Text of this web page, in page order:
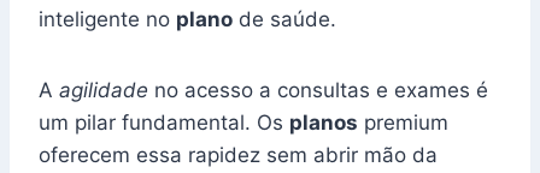
inteligente no plano de saúde.
A agilidade no acesso a consultas e exames é
um pilar fundamental. Os planos premium
oferecem essa rapidez sem abrir mão da